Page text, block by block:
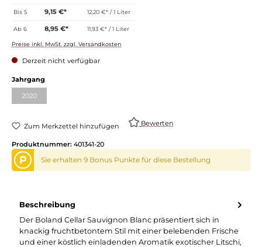
Bis5 9,15 €* 12,20 €* / 1 Liter
Ab6 8,95 €* 11,93 €* / 1 Liter
Preise inkl. MwSt. zzgl. Versandkosten
Derzeit nicht verfügbar
Jahrgang
2020
Zum Merkzettel hinzufügen Bewerten
Produktnummer: 401341-20
P Sie erhalten 9 Bonus Punkte für diese Bestellung
Beschreibung
Der Boland Cellar Sauvignon Blanc präsentiert sich in
knackig fruchtbetontem Stil mit einer belebenden Frische
und einer köstlich einladenden Aromatik exotischer Litschi,